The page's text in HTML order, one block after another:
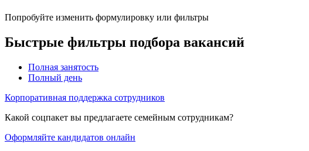
Попробуйте изменить формулировку или фильтры
Быстрые фильтры подбора вакансий
Полная занятость
Полный день
Корпоративная поддержка сотрудников
Какой соцпакет вы предлагаете семейным сотрудникам?
Оформляйте кандидатов онлайн